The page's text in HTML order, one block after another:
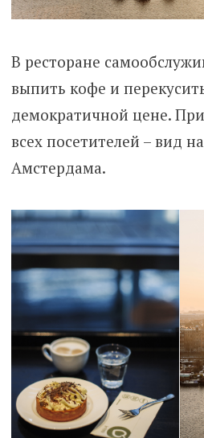
В ресторане
выпить кофе и
демократичной цене.
всех посетителей – вид
Амстердама.